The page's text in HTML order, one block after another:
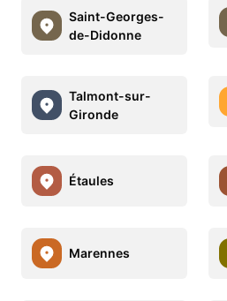
Saint-Georges-
de-Didonne
Talmont-sur-
Gironde
Étaules
Marennes